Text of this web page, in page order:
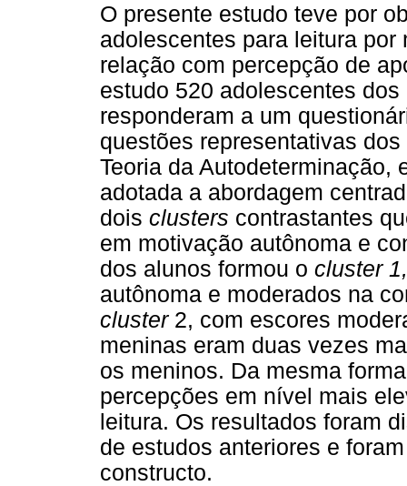
O presente estudo teve por
adolescentes para leitura
relação com percepção de
estudo 520 adolescentes
responderam a um
questões representativas
Teoria da Autodeterminação,
adotada a abordagem
dois clusters contrastantes
em motivação autônoma e
dos alunos formou o cluster
autônoma e moderados na
cluster 2, com escores
meninas eram duas vezes
os meninos. Da mesma
percepções em nível mais
leitura. Os resultados foram
de estudos anteriores e
constructo.